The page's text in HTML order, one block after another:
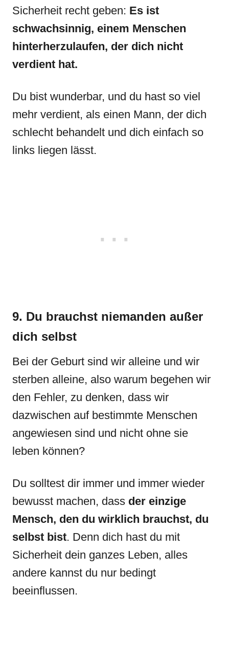
Sicherheit recht geben: Es ist
schwachsinnig, einem Menschen
hinterherzulaufen, der dich nicht
verdient hat.
Du bist wunderbar, und du hast so viel
mehr verdient, als einen Mann, der dich
schlecht behandelt und dich einfach so
links liegen lässt.
9. Du brauchst niemanden außer
dich selbst
Bei der Geburt sind wir alleine und wir
sterben alleine, also warum begehen wir
den Fehler, zu denken, dass wir
dazwischen auf bestimmte Menschen
angewiesen sind und nicht ohne sie
leben können?
Du solltest dir immer und immer wieder
bewusst machen, dass der einzige
Mensch, den du wirklich brauchst, du
selbst bist. Denn dich hast du mit
Sicherheit dein ganzes Leben, alles
andere kannst du nur bedingt
beeinflussen.